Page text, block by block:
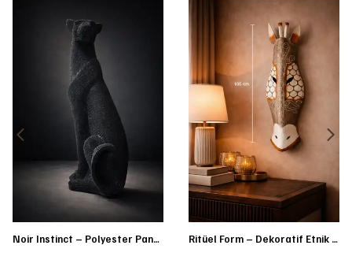
Noir Instinct – Polyester Panter Heykeli Ritüel Form – Dekoratif Etnik Maske